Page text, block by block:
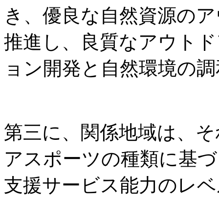
き、優良な自然資源の
推進し、良質なアウト
ョン開発と自然環境の
第三に、関係地域は、
アスポーツの種類に基
支援サービス能力のレ